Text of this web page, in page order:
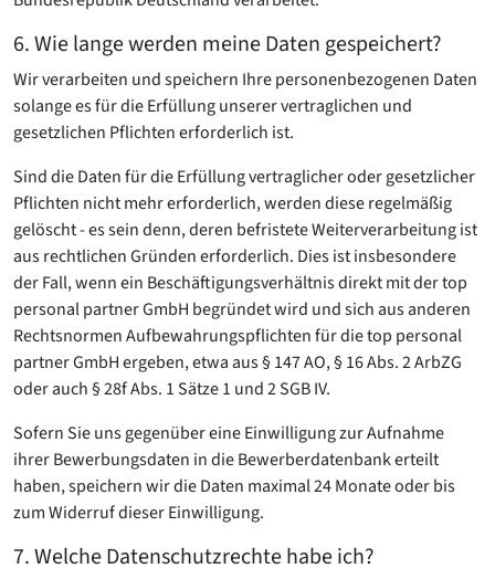
6. Wie lange werden meine Daten gespeichert?
Wir verarbeiten und speichern Ihre personenbezogenen Daten
solange es für die Erfüllung unserer vertraglichen und
gesetzlichen Pflichten erforderlich ist.
Sind die Daten für die Erfüllung vertraglicher oder gesetzlicher
Pflichten nicht mehr erforderlich, werden diese regelmäßig
gelöscht - es sein denn, deren befristete Weiterverarbeitung ist
aus rechtlichen Gründen erforderlich. Dies ist insbesondere
der Fall, wenn ein Beschäftigungsverhältnis direkt mit der top
personal partner GmbH begründet wird und sich aus anderen
Rechtsnormen Aufbewahrungspflichten für die top personal
partner GmbH ergeben, etwa aus § 147 AO, § 16 Abs. 2 ArbZG
oder auch § 28f Abs. 1 Sätze 1 und 2 SGB IV.
Sofern Sie uns gegenüber eine Einwilligung zur Aufnahme
ihrer Bewerbungsdaten in die Bewerberdatenbank erteilt
haben, speichern wir die Daten maximal 24 Monate oder bis
zum Widerruf dieser Einwilligung.
7. Welche Datenschutzrechte habe ich?